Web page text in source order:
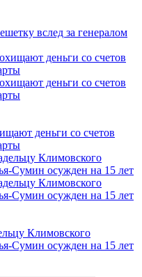
вслед за генералом
деньги со счетов
Климовского
Сумин осужден на 15 лет